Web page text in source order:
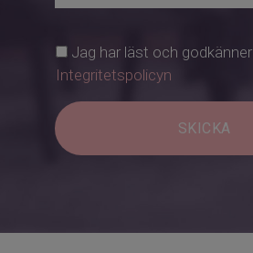
Jag har läst och godkänner
Integritetspolicyn
SKICKA